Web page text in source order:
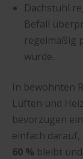
Dachstuhl
Befall
regelmäßig
wurde.
In bewohnten
Lüften und
bevorzugen
einfach darauf,
60 % bleibt